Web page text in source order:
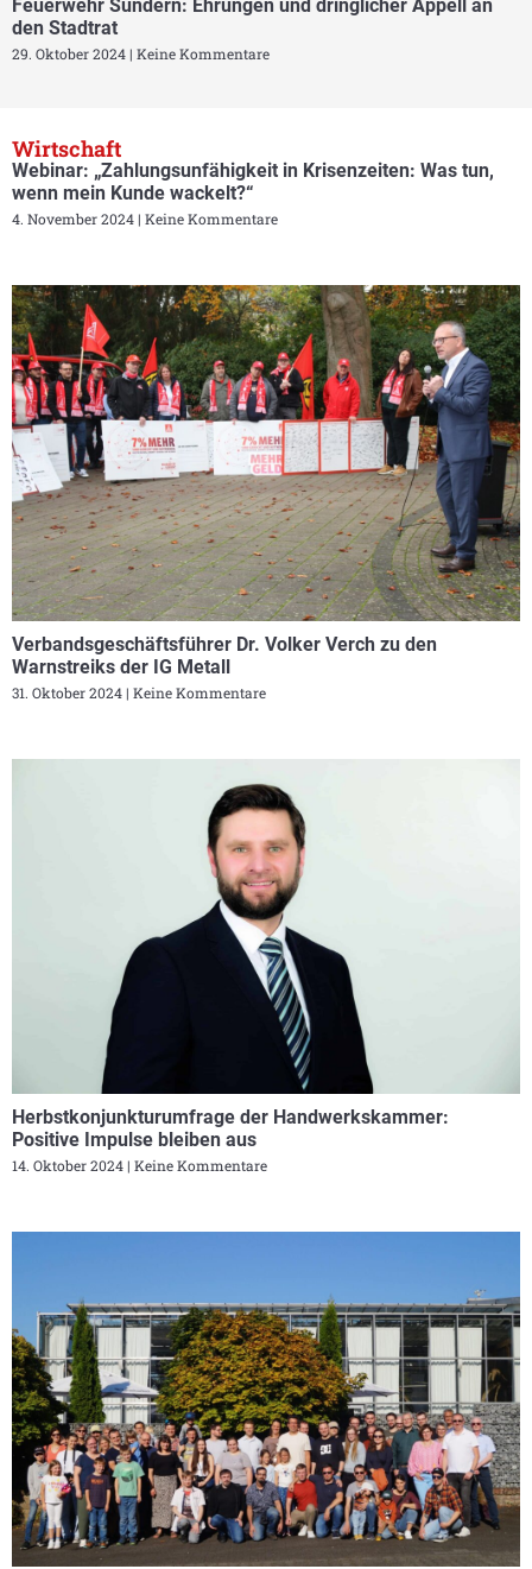
Feuerwehr Sundern: Ehrungen und dringlicher Appell an
den Stadtrat
29. Oktober 2024 Keine Kommentare
Wirtschaft
Webinar: „Zahlungsunfähigkeit in Krisenzeiten: Was tun,
wenn mein Kunde wackelt?“
4. November 2024 Keine Kommentare
Verbandsgeschäftsführer Dr. Volker Verch zu den
Warnstreiks der IG Metall
31. Oktober 2024 Keine Kommentare
Herbstkonjunkturumfrage der Handwerkskammer:
Positive Impulse bleiben aus
14. Oktober 2024 Keine Kommentare